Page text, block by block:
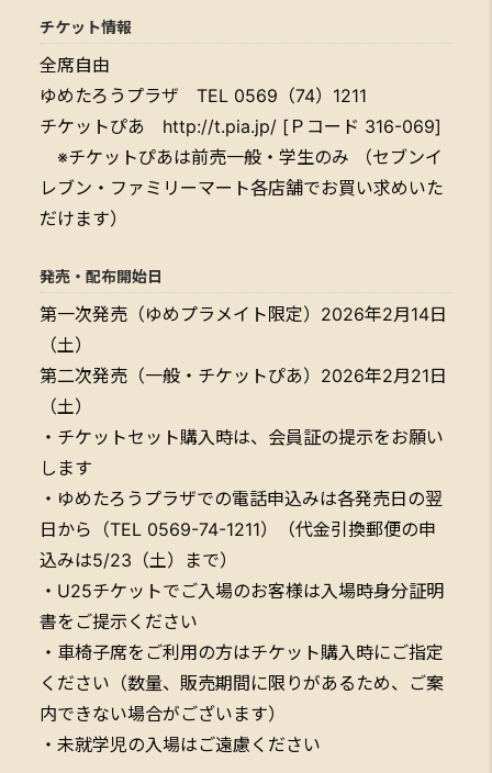
チケット情報
全席自由
ゆめたろうプラザ TEL 0569（74）1211
チケットぴあ http://t.pia.jp/ [Ｐコード 316-069]
※チケットぴあは前売一般・学生のみ （セブンイ
レブン・ファミリーマート各店舗でお買い求めいた
だけます）
発売・配布開始日
第一次発売（ゆめプラメイト限定）2026年2月14日
（土）
第二次発売（一般・チケットぴあ）2026年2月21日
（土）
・チケットセット購入時は、会員証の提示をお願い
します
・ゆめたろうプラザでの電話申込みは各発売日の翌
日から（TEL 0569-74-1211）（代金引換郵便の申
込みは5/23（土）まで）
・U25チケットでご入場のお客様は入場時身分証明
書をご提示ください
・車椅子席をご利用の方はチケット購入時にご指定
ください（数量、販売期間に限りがあるため、ご案
内できない場合がございます）
・未就学児の入場はご遠慮ください